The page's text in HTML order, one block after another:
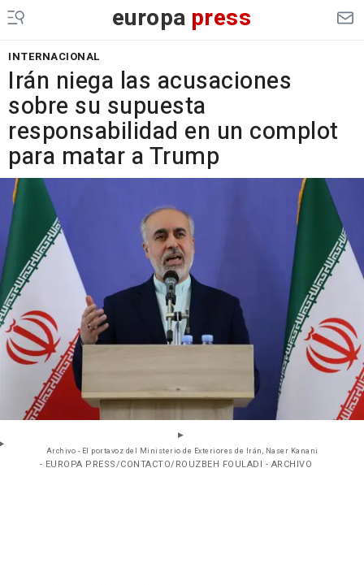
europa press
INTERNACIONAL
Irán niega las acusaciones
sobre su supuesta
responsabilidad en un complot
para matar a Trump
Archivo - El portavoz del Ministerio de Exteriores de Irán, Naser Kanani
- EUROPA PRESS/CONTACTO/ROUZBEH FOULADI - ARCHIVO